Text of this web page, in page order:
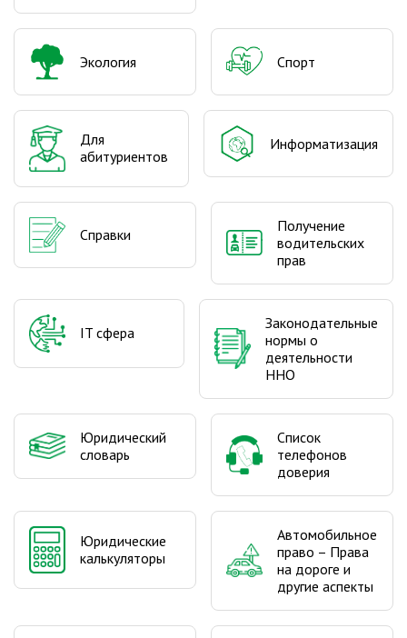
Экология Спорт
Для
абитуриентов
Информатизация
Справки
Получение
водительских
прав
IT сфера
Законодательные
нормы о
деятельности
ННО
Юридический
словарь
Список
телефонов
доверия
Юридические
калькуляторы
Автомобильное
право – Права
на дороге и
другие аспекты